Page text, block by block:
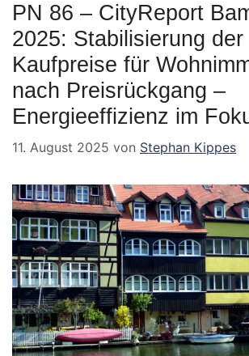
PN 86 – CityReport
2025: Stabilisierung der
Kaufpreise für
nach Preisrückgang –
Energieeffizienz im
11. August 2025 von Stephan Kippes